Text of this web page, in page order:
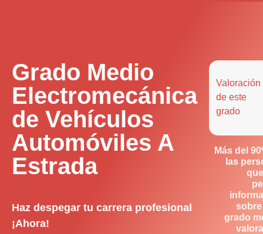
Grado Medio
Electromecánica
de Vehículos
Automóviles A
Estrada
Haz despegar tu carrera profesional
¡Ahora!
Valoración
de este
grado
Más del
las
grado